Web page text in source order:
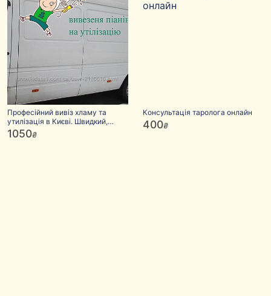
Професійний вивіз хламу та
утилізація в Києві. Швидкий,
надійний вивіз
1050₴
Консультація таролога онлайн
400₴